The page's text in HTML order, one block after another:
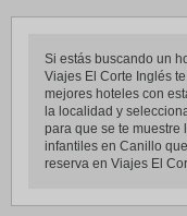
Si estás buscando un
Viajes El Corte Inglés
mejores hoteles con
la localidad y
para que se te muestre
infantiles en Canillo
reserva en Viajes El